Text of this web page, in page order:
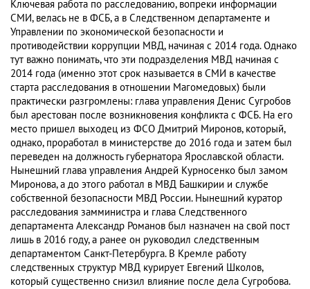
Ключевая работа по расследованию, вопреки информации
СМИ, велась не в ФСБ, а в Следственном департаменте и
Управлении по экономической безопасности и
противодействии коррупции МВД, начиная с 2014 года. Однако
тут важно понимать, что эти подразделения МВД начиная с
2014 года (именно этот срок называется в СМИ в качестве
старта расследования в отношении Магомедовых) были
практически разгромлены: глава управления Денис Сугробов
был арестован после возникновения конфликта с ФСБ. На его
место пришел выходец из ФСО Дмитрий Миронов, который,
однако, проработал в министерстве до 2016 года и затем был
переведен на должность губернатора Ярославской области.
Нынешний глава управления Андрей Курносенко был замом
Миронова, а до этого работал в МВД Башкирии и службе
собственной безопасности МВД России. Нынешний куратор
расследования замминистра и глава Следственного
департамента Александр Романов был назначен на свой пост
лишь в 2016 году, а ранее он руководил следственным
департаментом Санкт-Петербурга. В Кремле работу
следственных структур МВД курирует Евгений Школов,
который существенно снизил влияние после дела Сугробова.